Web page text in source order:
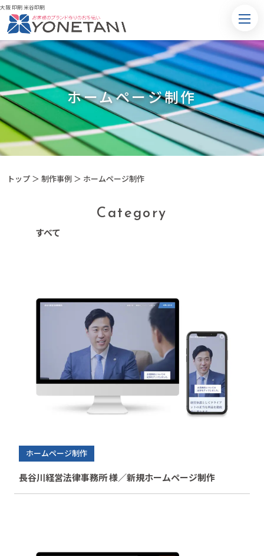
大阪 印刷 米谷印刷
ホームページ制作
トップ ＞ 制作事例 ＞ ホームページ制作
Category
すべて
ホームページ制作
長谷川経営法律事務所 様／新規ホームページ制作